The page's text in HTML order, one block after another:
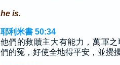
he is.
耶利米書 50:34
他們的救贖主大有能力，萬軍
們的冤，好使全地得平安，並攪